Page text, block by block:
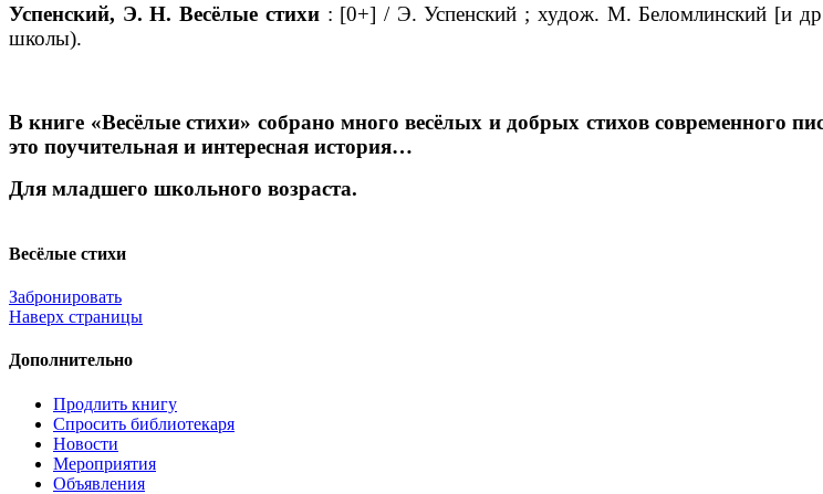
Успенский, Э. Н. Весёлые стихи : [0+] / Э. Успенский ; худож. М. Беломлинский [и
школы).
Вкниге «Весёлые стихи» собрано много весёлых и добрых стихов современного
это поучительная и интересная история…
Для младшего школьного возраста.
Весёлые стихи
Забронировать
Наверх страницы
Дополнительно
Продлить книгу
Спросить библиотекаря
Новости
Мероприятия
Объявления